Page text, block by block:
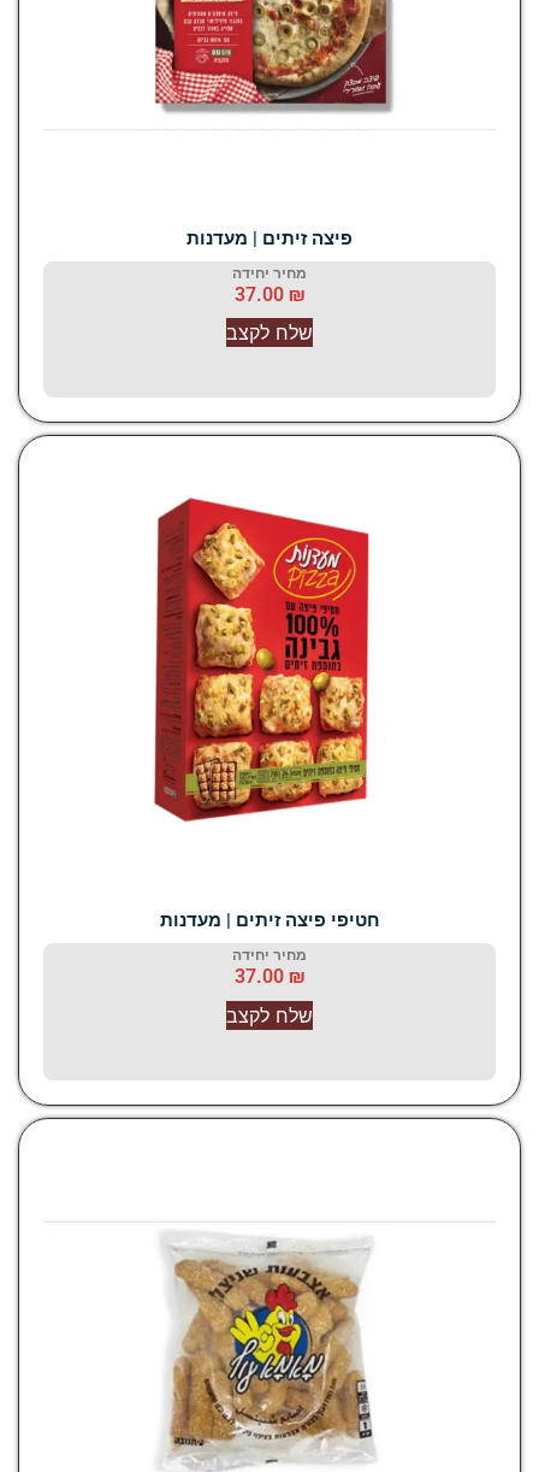
פיצה זיתים | מעדנות
מחיר יחידה
37.00
שלח לקצב
חטיפי פיצה זיתים | מעדנות
מחיר יחידה
37.00
שלח לקצב